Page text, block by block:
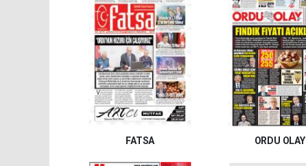
FATSA ORDU OLAY